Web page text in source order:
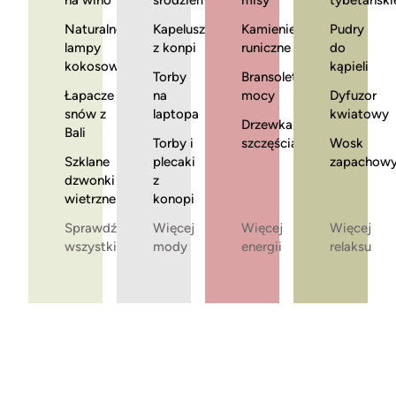
Naturalne
lampy
kokosowe
Łapacze
snów z
Bali
Szklane
dzwonki
wietrzne
Sprawdź
wszystkie
Kapelusze
z konpi
Torby
na
laptopa
Torby i
plecaki
z
konopi
Więcej
mody
Kamienie
runiczne
Bransoletki
mocy
Drzewka
szczęścia
Więcej
energii
Pudry
do
kąpieli
Dyfuzor
kwiatowy
Wosk
Więcej
relaksu